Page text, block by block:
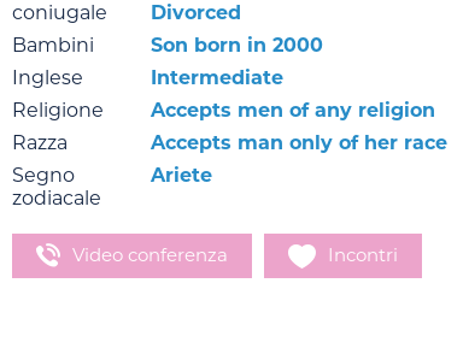
coniugale
Divorced
Bambini
Son born in 2000
Inglese
Intermediate
Religione
Accepts men of any religion
Razza
Accepts man only of her race
Segno
zodiacale
Ariete
Video conferenza Incontri